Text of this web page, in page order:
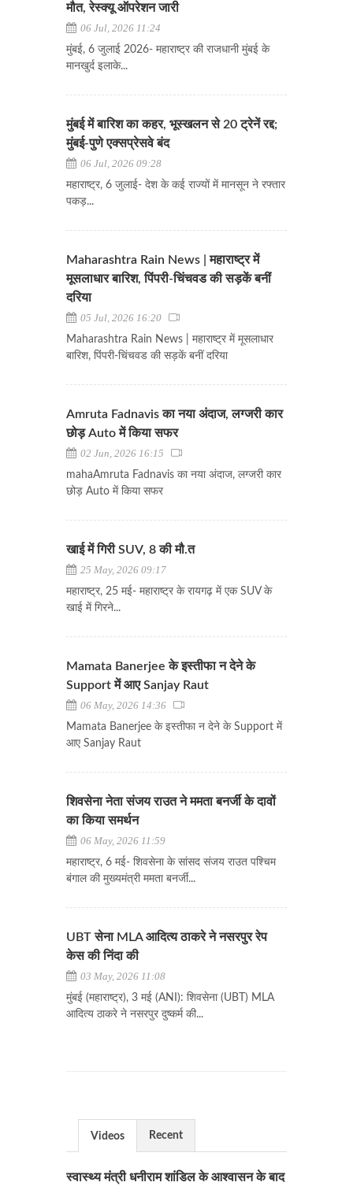
मौत, रेस्क्यू ऑपरेशन जारी
06 Jul, 2026 11:24
मुंबई, 6 जुलाई 2026- महाराष्ट्र की राजधानी मुंबई के
मानखुर्द इलाके...
मुंबई में बारिश का कहर, भूस्खलन से 20 ट्रेनें रद्द;
मुंबई-पुणे एक्सप्रेसवे बंद
06 Jul, 2026 09:28
महाराष्ट्र, 6 जुलाई- देश के कई राज्यों में मानसून ने रफ्तार
पकड़...
Maharashtra Rain News | महाराष्ट्र में
मूसलाधार बारिश, पिंपरी-चिंचवड की सड़कें बनीं
दरिया
05 Jul, 2026 16:20
Maharashtra Rain News | महाराष्ट्र में मूसलाधार
बारिश, पिंपरी-चिंचवड की सड़कें बनीं दरिया
Amruta Fadnavis का नया अंदाज, लग्जरी कार
छोड़ Auto में किया सफर
02 Jun, 2026 16:15
mahaAmruta Fadnavis का नया अंदाज, लग्जरी कार
छोड़ Auto में किया सफर
खाई में गिरी SUV, 8 की मौ.त
25 May, 2026 09:17
महाराष्ट्र, 25 मई- महाराष्ट्र के रायगढ़ में एक SUV के
खाई में गिरने...
Mamata Banerjee के इस्तीफा न देने के
Support में आए Sanjay Raut
06 May, 2026 14:36
Mamata Banerjee के इस्तीफा न देने के Support में
आए Sanjay Raut
शिवसेना नेता संजय राउत ने ममता बनर्जी के दावों
का किया समर्थन
06 May, 2026 11:59
महाराष्ट्र, 6 मई- शिवसेना के सांसद संजय राउत पश्चिम
बंगाल की मुख्यमंत्री ममता बनर्जी...
UBT सेना MLA आदित्य ठाकरे ने नसरपुर रेप
केस की निंदा की
03 May, 2026 11:08
मुंबई (महाराष्ट्र), 3 मई (ANI): शिवसेना (UBT) MLA
आदित्य ठाकरे ने नसरपुर दुष्कर्म की...
Videos Recent
स्वास्थ्य मंत्री धनीराम शांडिल के आश्वासन के बाद